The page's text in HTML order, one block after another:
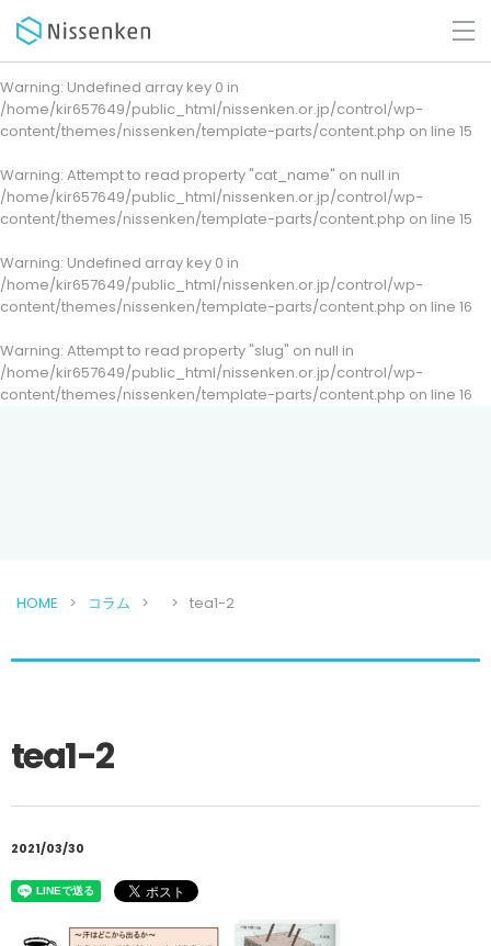
Warning: Undefined array key 0 in
/home/kir657649/public_html/nissenken.or.jp/control/wp-
content/themes/nissenken/template-parts/content.php on line 15
Warning: Attempt to read property "cat_name" on null in
/home/kir657649/public_html/nissenken.or.jp/control/wp-
content/themes/nissenken/template-parts/content.php on line 15
Warning: Undefined array key 0 in
/home/kir657649/public_html/nissenken.or.jp/control/wp-
content/themes/nissenken/template-parts/content.php on line 16
Warning: Attempt to read property "slug" on null in
/home/kir657649/public_html/nissenken.or.jp/control/wp-
content/themes/nissenken/template-parts/content.php on line 16
HOME コラム tea1-2
tea1-2
2021/03/30